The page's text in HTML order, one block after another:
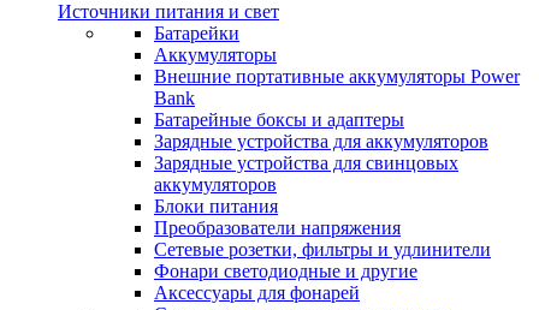
Источники питания и свет
Батарейки
Аккумуляторы
Внешние портативные аккумуляторы Power
Bank
Батарейные боксы и адаптеры
Зарядные устройства для аккумуляторов
Зарядные устройства для свинцовых
аккумуляторов
Блоки питания
Преобразователи напряжения
Сетевые розетки, фильтры и удлинители
Фонари светодиодные и другие
Аксессуары для фонарей